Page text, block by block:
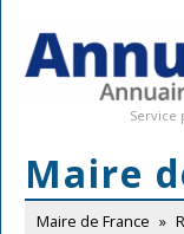
Service
Maire
Maire de France »